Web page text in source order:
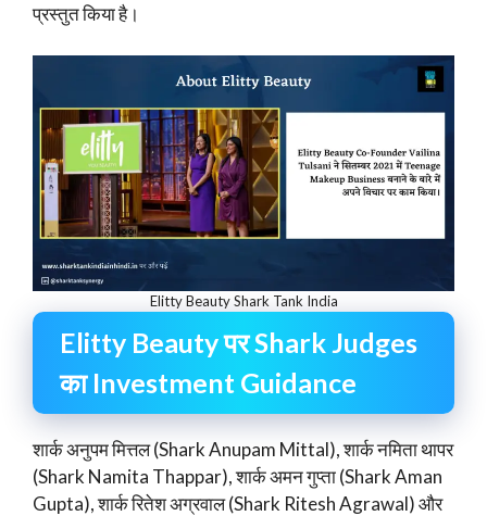
प्रस्तुत किया है।
Elitty Beauty Shark Tank India
Elitty Beauty पर Shark Judges
का Investment Guidance
शार्क अनुपम मित्तल (Shark Anupam Mittal), शार्क नमिता थापर
(Shark Namita Thappar), शार्क अमन गुप्ता (Shark Aman
Gupta), शार्क रितेश अग्रवाल (Shark Ritesh Agrawal) और